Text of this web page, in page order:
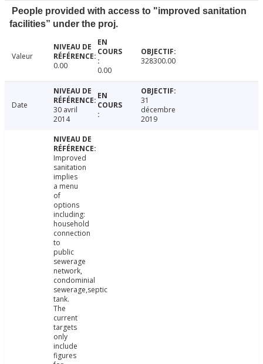
People provided with access to "improved sanitation
facilities” under the proj.
Valeur
0.00
0.00
328300.00
Date
30 avril
2014
31
décembre
2019
Improved
sanitation
implies
a menu
of
options
including:
household
connection
to
public
sewerage
network,
condominial
sewerage,septic
tank.
The
current
targets
only
include
figures